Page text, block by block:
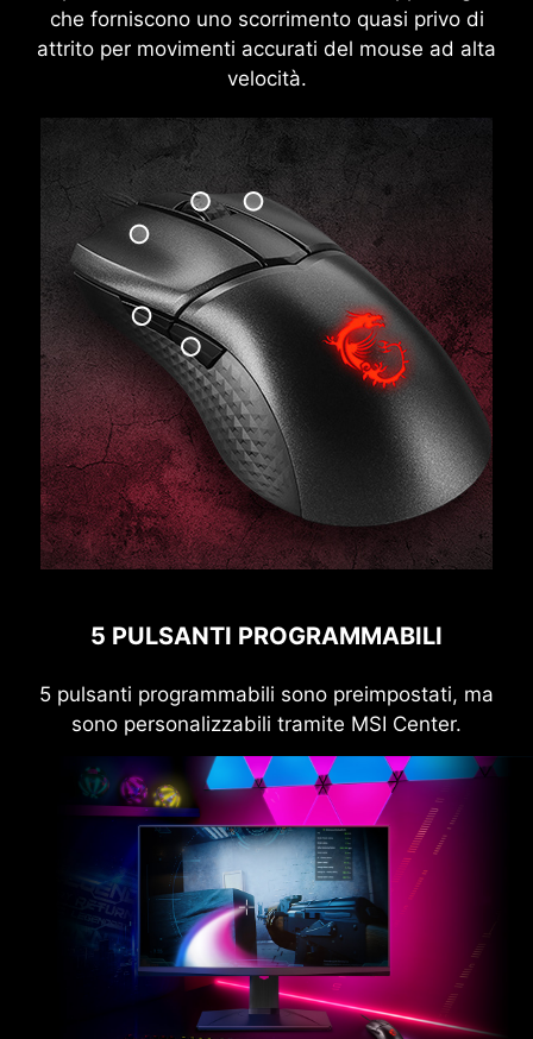
che forniscono uno scorrimento quasi privo di
attrito per movimenti accurati del mouse ad alta
velocità.
5 PULSANTI PROGRAMMABILI
5 pulsanti programmabili sono preimpostati, ma
sono personalizzabili tramite MSI Center.